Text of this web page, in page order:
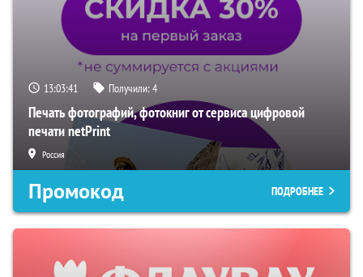
13:03:40 Получили:4
Печать фотографий, фотокниг от сервиса цифровой
печати netPrint
Россия
Промокод ПОДРОБНЕЕ